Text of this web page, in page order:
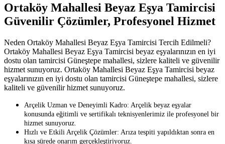
Ortaköy Mahallesi Beyaz Eşya Tamircisi
Güvenilir Çözümler, Profesyonel Hizmet
Neden Ortaköy Mahallesi Beyaz Eşya Tamircisi Tercih Edilmeli?
Ortaköy Mahallesi Beyaz Eşya Tamircisi beyaz eşyalarınızın en iyi
dostu olan tamircisi Güneştepe mahallesi, sizlere kaliteli ve güvenilir
hizmet sunuyoruz. Ortaköy Mahallesi Beyaz Eşya Tamircisi beyaz
eşyalarınızın en iyi dostu olan tamircisi Güneştepe mahallesi, sizlere
kaliteli ve güvenilir hizmet sunuyoruz.
Arçelik Uzman ve Deneyimli Kadro: Arçelik beyaz eşyalar
konusunda eğitimli ve sertifikalı teknisyenlerimiz ile profesyonel bir
hizmet sunuyoruz.
Hızlı ve Etkili Arçelik Çözümler: Arıza tespiti yapıldıktan sonra en
kısa sürede onarım gerçekleştiriyoruz.